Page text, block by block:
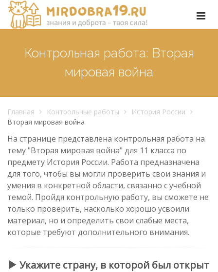
Контрольная работа: Вторая
мировая война
Главная Контрольные работы
История России
Вторая мировая война
На странице представлена контрольная работа на
тему "Вторая мировая война" для 11 класса по
предмету История России. Работа предназначена
для того, чтобы вы могли проверить свои знания и
умения в конкретной области, связанно с учебной
темой. Пройдя контрольную работу, вы сможете не
только проверить, насколько хорошо усвоили
материал, но и определить свои слабые места,
которые требуют дополнительного внимания.
Укажите страну, в которой был открыт